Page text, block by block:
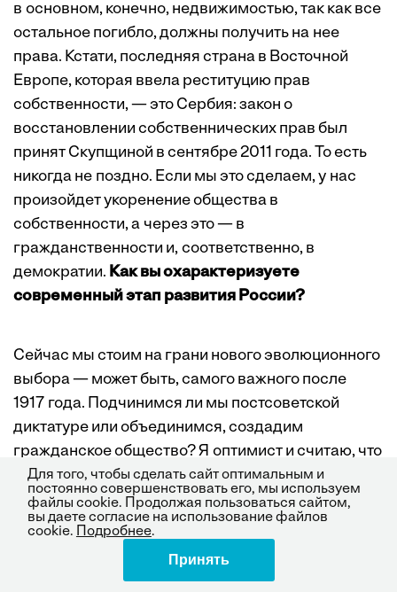
в основном, конечно, недвижимостью, так как все
остальное погибло, должны получить на нее
права. Кстати, последняя страна в Восточной
Европе, которая ввела реституцию прав
собственности, — это Сербия: закон о
восстановлении собственнических прав был
принят Скупщиной в сентябре 2011 года. То есть
никогда не поздно. Если мы это сделаем, у нас
произойдет укоренение общества в
собственности, а через это — в
гражданственности и, соответст­венно, в
демократии. Как вы охарактеризуете
современный этап развития России?
Сейчас мы стоим на грани нового эволюционного
выбора — ­может быть, самого важного после
1917 года. Подчинимся ли мы постсоветской
диктатуре или объединимся, создадим
гражданское общество? Я оптимист и считаю, что
раз Европа смогла преодолеть рабство и прийти
к гуманизму, то и мы сможем. К тому же я вижу
некоторые признаки вы­здоровления общества. В
который испытали после падения советской
Для того, чтобы сделать сайт оптимальным и
постоянно совершенствовать его, мы используем
файлы cookie. Продолжая пользоваться сайтом,
вы даете согласие на использование файлов
cookie.
Подробнее.
Принять